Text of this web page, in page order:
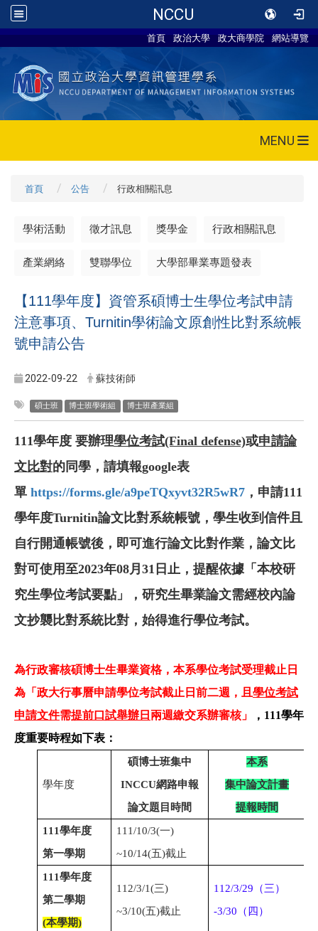
NCCU
首頁 政治大學 政大商學院 網站導覽
MENU
首頁 公告 行政相關訊息
學術活動 徵才訊息 獎學金 行政相關訊息
產業網絡 雙聯學位 大學部畢業專題發表
【111學年度】資管系碩博士生學位考試申請
注意事項、Turnitin學術論文原創性比對系統帳
號申請公告
2022-09-22 蘇技術師
碩士班 博士班學術組 博士班產業組
111學年度 要辦理學位考試(Final defense)或申請論
文比對的同學，請填報google表
單 https://forms.gle/a9peTQxyvt32R5wR7 ，申請111
學年度Turnitin論文比對系統帳號，學生收到信件且
自行開通帳號後，即可進行論文比對作業，論文比
對可使用至2023年08月31日止， 提醒依據「本校研
究生學位考試要點」，研究生畢業論文需經校內論
文抄襲比對系統比對，始得進行學位考試。
為行政審核碩博士生畢業資格，本系學位考試受理截止日
為「政大行事曆申請學位考試截止日前二週，且 學位考試
申請文件需提前口試舉辦日 兩週繳交系辦審核」
，111學年
度重要時程如下表：
學年度
碩博士班集中
INCCU網路申報
論文題目時間
本系
集中論文計畫
提報時間
111學年度
第一學期
111/10/3(一)
~10/14(五)截止
111學年度
第二學期
(本學期)
112/3/1(三)
~3/10(五)截止
112/3/29 （三）
-3/30 （四）